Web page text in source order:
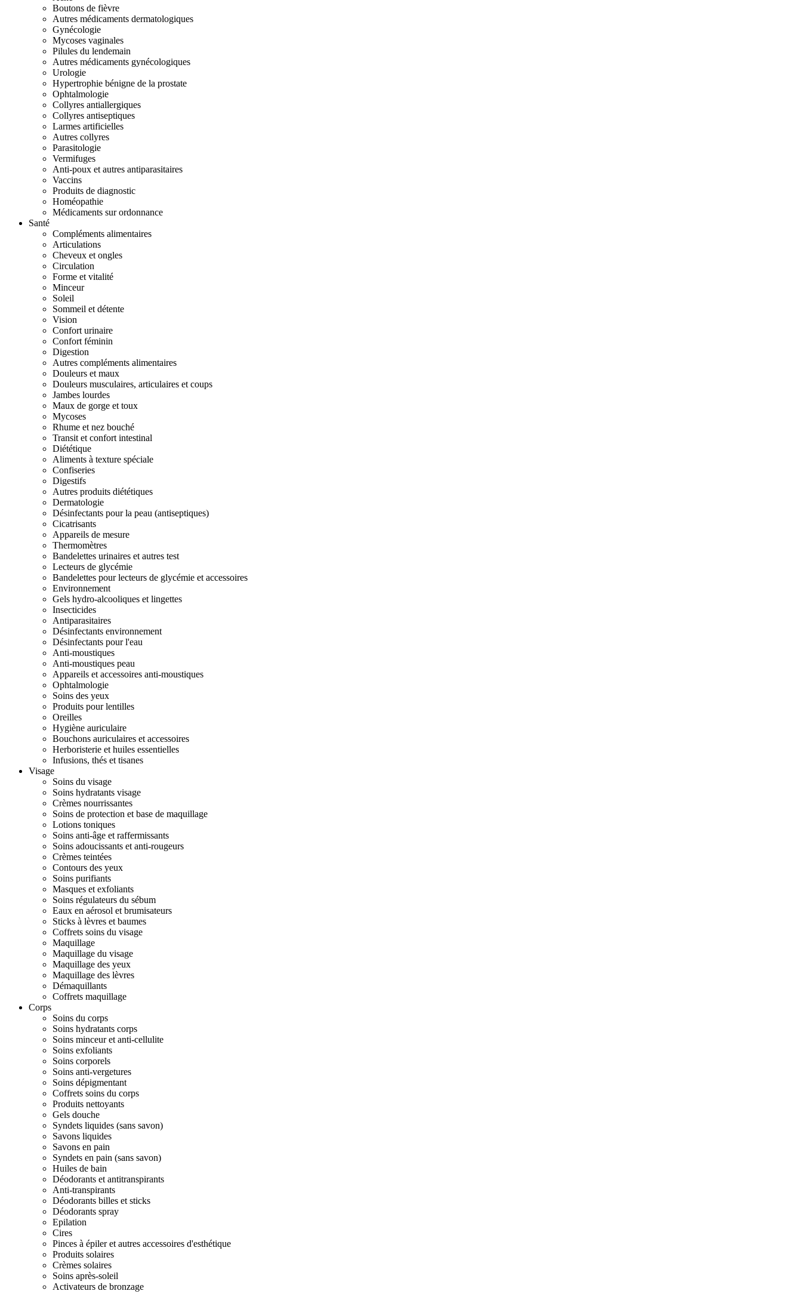
Boutons de fièvre
Autres médicaments dermatologiques
Gynécologie
Mycoses vaginales
Pilules du lendemain
Autres médicaments gynécologiques
Urologie
Hypertrophie bénigne de la prostate
Ophtalmologie
Collyres antiallergiques
Collyres antiseptiques
Larmes artificielles
Autres collyres
Parasitologie
Vermifuges
Anti-poux et autres antiparasitaires
Vaccins
Produits de diagnostic
Homéopathie
Médicaments sur ordonnance
Santé
Compléments alimentaires
Articulations
Cheveux et ongles
Circulation
Forme et vitalité
Minceur
Soleil
Sommeil et détente
Vision
Confort urinaire
Confort féminin
Digestion
Autres compléments alimentaires
Douleurs et maux
Douleurs musculaires, articulaires et coups
Jambes lourdes
Maux de gorge et toux
Mycoses
Rhume et nez bouché
Transit et confort intestinal
Diététique
Aliments à texture spéciale
Confiseries
Digestifs
Autres produits diététiques
Dermatologie
Désinfectants pour la peau (antiseptiques)
Cicatrisants
Appareils de mesure
Thermomètres
Bandelettes urinaires et autres test
Lecteurs de glycémie
Bandelettes pour lecteurs de glycémie et accessoires
Environnement
Gels hydro-alcooliques et lingettes
Insecticides
Antiparasitaires
Désinfectants environnement
Désinfectants pour l'eau
Anti-moustiques
Anti-moustiques peau
Appareils et accessoires anti-moustiques
Ophtalmologie
Soins des yeux
Produits pour lentilles
Oreilles
Hygiène auriculaire
Bouchons auriculaires et accessoires
Herboristerie et huiles essentielles
Infusions, thés et tisanes
Visage
Soins du visage
Soins hydratants visage
Crèmes nourrissantes
Soins de protection et base de maquillage
Lotions toniques
Soins anti-âge et raffermissants
Soins adoucissants et anti-rougeurs
Crèmes teintées
Contours des yeux
Soins purifiants
Masques et exfoliants
Soins régulateurs du sébum
Eaux en aérosol et brumisateurs
Sticks à lèvres et baumes
Coffrets soins du visage
Maquillage
Maquillage du visage
Maquillage des yeux
Maquillage des lèvres
Démaquillants
Coffrets maquillage
Corps
Soins du corps
Soins hydratants corps
Soins minceur et anti-cellulite
Soins exfoliants
Soins corporels
Soins anti-vergetures
Soins dépigmentant
Coffrets soins du corps
Produits nettoyants
Gels douche
Syndets liquides (sans savon)
Savons liquides
Savons en pain
Syndets en pain (sans savon)
Huiles de bain
Déodorants et antitranspirants
Anti-transpirants
Déodorants billes et sticks
Déodorants spray
Epilation
Cires
Pinces à épiler et autres accessoires d'esthétique
Produits solaires
Crèmes solaires
Soins après-soleil
Activateurs de bronzage